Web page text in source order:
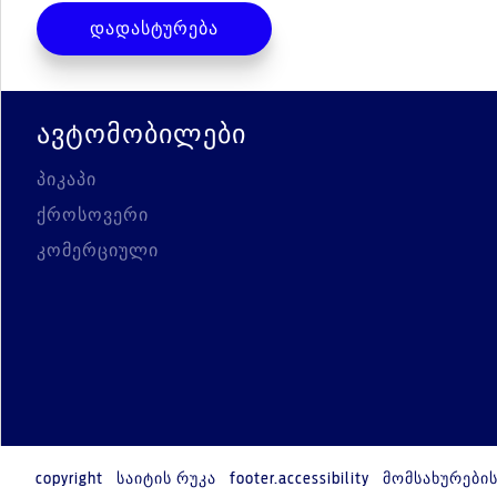
დადასტურება
ავტომობილები
პიკაპი
ქროსოვერი
კომერციული
copyright საიტის რუკა footer.accessibility